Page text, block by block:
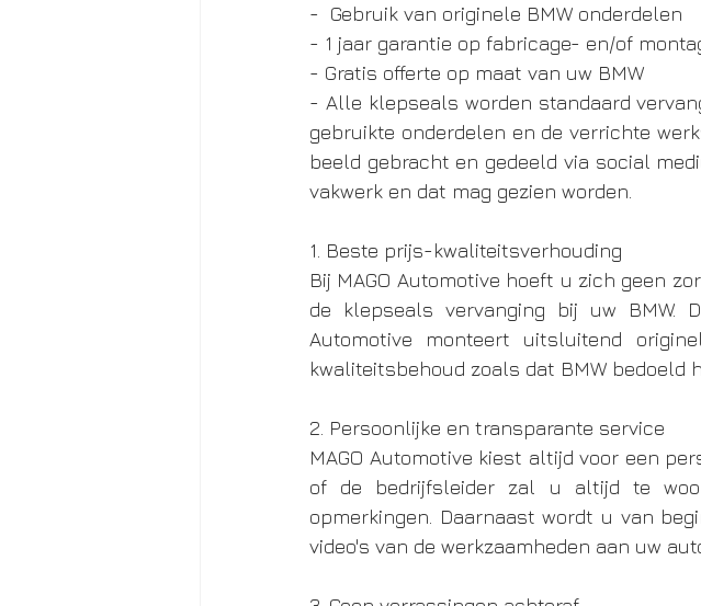
-  Gebruik van originele BMW onderdelen
- 1 jaar garantie op fabricage- en/of
- Gratis offerte op maat van uw BMW
- Alle klepseals worden standaard
gebruikte onderdelen en de verrichte
beeld gebracht en gedeeld via social
vakwerk en dat mag gezien worden.
1. Beste prijs-kwaliteitsverhouding
Bij MAGO Automotive hoeft u zich geen
de klepseals vervanging bij uw BMW.
Automotive monteert uitsluitend
kwaliteitsbehoud zoals dat BMW bedoeld
2. Persoonlijke en transparante service
MAGO Automotive kiest altijd voor een
of de bedrijfsleider zal u altijd te
opmerkingen. Daarnaast wordt u van
video's van de werkzaamheden aan uw